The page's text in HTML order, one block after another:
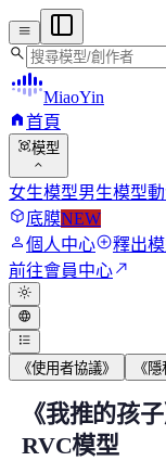
menu
search
MiaoYin
home首頁
view_in_ar模型
expand_more
女生模型男生模型
deployed_code底膜NEW
person個人中心add_circle釋出
前往會員中心north_east
light_mode
language
format_list_bulleted
《使用者協議》 《
《我推的孩
《我推的孩
RVC模型